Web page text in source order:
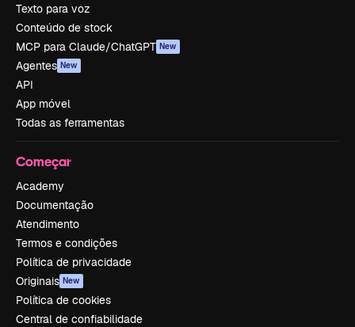
Texto para voz
Conteúdo de stock
MCP para Claude/ChatGPT New
Agentes New
API
App móvel
Todas as ferramentas
Começar
Academy
Documentação
Atendimento
Termos e condições
Política de privacidade
Originais New
Política de cookies
Central de confiabilidade